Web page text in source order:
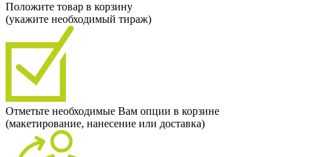
Положите товар в корзину
(укажите необходимый тираж)
Отметьте необходимые Вам опции в корзине
(макетирование, нанесение или доставка)